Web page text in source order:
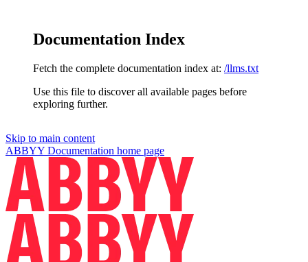
Documentation Index
Fetch the complete documentation index at: /llms.txt
Use this file to discover all available pages before
exploring further.
Skip to main content
ABBYY Documentation home page